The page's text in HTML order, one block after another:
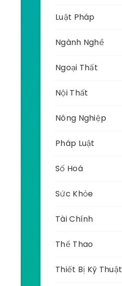
Luật Pháp
Ngành Nghề
Ngoại Thất
Nội Thất
Nông Nghiệp
Pháp Luật
Số Hoá
Sức Khỏe
Tài Chính
Thể Thao
Thiết Bị Kỹ Thuật